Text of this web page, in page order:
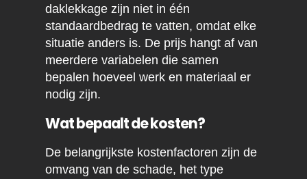
daklekkage zijn niet in één
standaardbedrag te vatten, omdat elke
situatie anders is. De prijs hangt af van
meerdere variabelen die samen
bepalen hoeveel werk en materiaal er
nodig zijn.
Wat bepaalt de kosten?
De belangrijkste kostenfactoren zijn de
omvang van de schade, het type